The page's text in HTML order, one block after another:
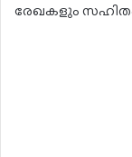
രേഖകളും